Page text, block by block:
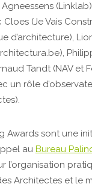
Agneessens
Cloes (Je Vais
d’architecture),
Tandt (NAV et
un rôle
Awards sont une
au Bureau
l’organisation
Architectes et le